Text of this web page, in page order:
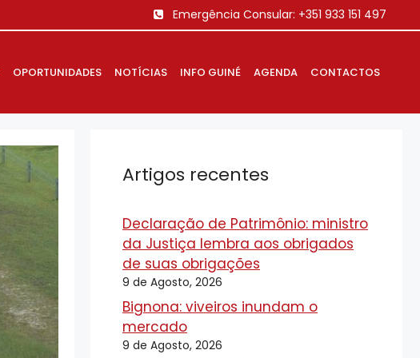
Emergência Consular: +351 933 151 497
OPORTUNIDADES NOTÍCIAS INFO GUINÉ AGENDA CONTACTOS
Artigos recentes
Declaração de Patrimônio: ministro
da Justiça lembra aos obrigados
de suas obrigações
9 de Agosto, 2026
Bignona: viveiros inundam o
mercado
9 de Agosto, 2026